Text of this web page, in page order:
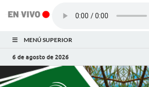
MENÚ SUPERIOR
6 de agosto de 2026